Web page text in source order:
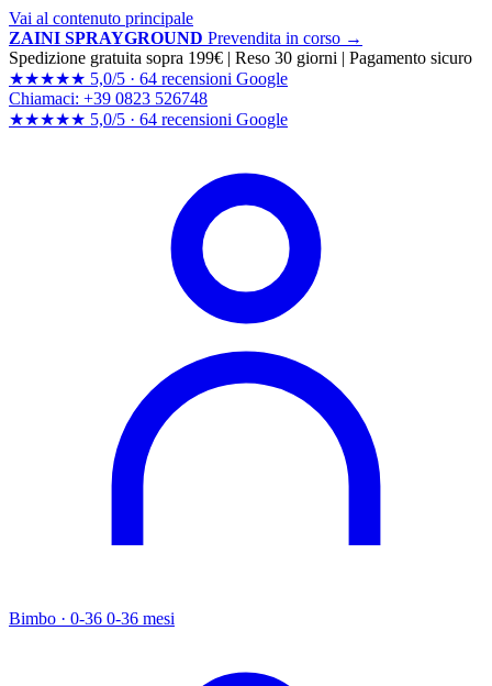
Vai al contenuto principale
ZAINI SPRAYGROUND Prevendita in corso →
Spedizione gratuita sopra 199€ | Reso 30 giorni | Pagamento sicuro
★★★★★ 5,0/5 · 64 recensioni Google
Chiamaci: +39 0823 526748
★★★★★ 5,0/5 · 64 recensioni Google
Bimbo · 0-36 0-36 mesi